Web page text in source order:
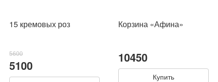
15 кремовых роз
5600
5100
Корзина «Афина»
10450
Купить